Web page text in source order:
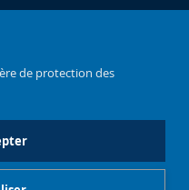
de protection des
Contacts Emploi